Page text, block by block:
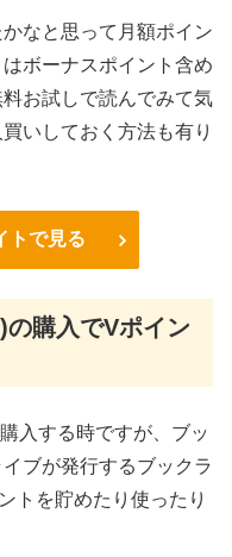
なと思って月額ポイン
ボーナスポイント含め
お試しで読んでみて気
いしておく方法も有り
トで見る
購入でVポイン
入する時ですが、ブッ
ブが発行するブックラ
トを貯めたり使ったり